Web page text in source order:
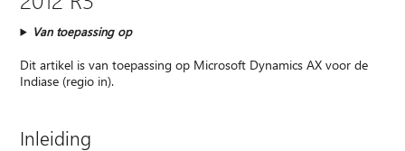
Van toepassing op
Dit artikel is van toepassing op Microsoft Dynamics AX voor de
Indiase (regio in).
Inleiding